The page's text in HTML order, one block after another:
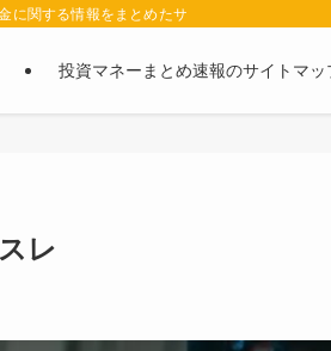
関する情報をまとめたサイトです。お金に関
投資マネーまとめ速報のサイトマッ
レ